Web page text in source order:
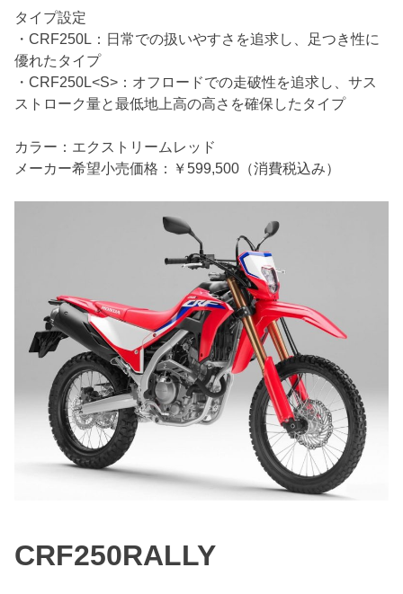
タイプ設定
・CRF250L：日常での扱いやすさを追求し、足つき性に
優れたタイプ
・CRF250L<S>：オフロードでの走破性を追求し、サス
ストローク量と最低地上高の高さを確保したタイプ
カラー：エクストリームレッド
メーカー希望小売価格：￥599,500（消費税込み）
CRF250RALLY